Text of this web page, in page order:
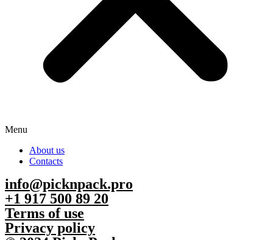
Menu
About us
Contacts
info@picknpack.pro
+1 917 500 89 20
Terms of use
Privacy policy